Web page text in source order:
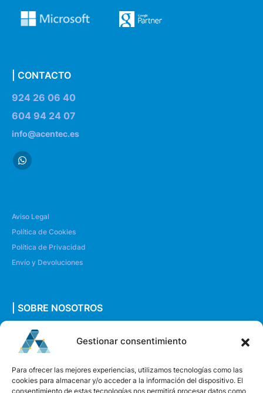
Gestionar consentimiento
Para ofrecer las mejores experiencias, utilizamos tecnologías como las
cookies para almacenar y/o acceder a la información del dispositivo. El
consentimiento de estas tecnologías nos permitirá procesar datos como
| CONTACTO
924 26 06 40
604 94 24 07
info@acentec.es
Aviso Legal
Política de Cookies
Política de Privacidad
Envío y Devoluciones
| SOBRE NOSOTROS
Quiénes somos
Envíanos un mensaje